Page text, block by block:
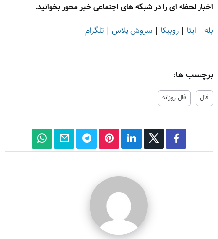
اخبار لحظه ای را در شبکه های اجتماعی خبر محور بخوانید.
بله | ایتا | روبیکا | سروش پلاس | تلگرام
برچسب ها:
فال فال روزانه